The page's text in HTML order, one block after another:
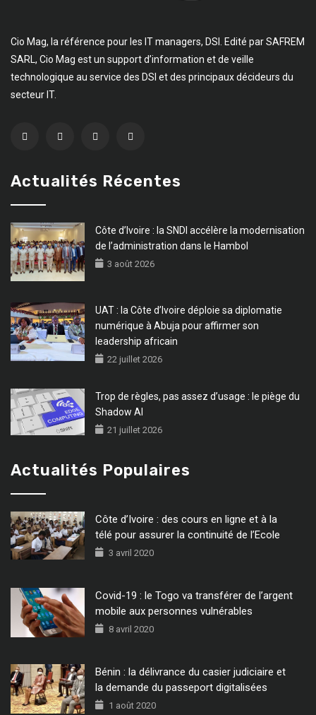
Cio Mag, la référence pour les IT managers, DSI. Edité par SAFREM
SARL, Cio Mag est un support d’information et de veille
technologique au service des DSI et des principaux décideurs du
secteur IT.
Actualités Récentes
Côte d’Ivoire : la SNDI accélère la modernisation
de l’administration dans le Hambol
3 août 2026
UAT : la Côte d’Ivoire déploie sa diplomatie
numérique à Abuja pour affirmer son
leadership africain
22 juillet 2026
Trop de règles, pas assez d’usage : le piège du
Shadow AI
21 juillet 2026
Actualités Populaires
Côte d’Ivoire : des cours en ligne et à la
télé pour assurer la continuité de l’Ecole
3 avril 2020
Covid-19 : le Togo va transférer de l’argent
mobile aux personnes vulnérables
8 avril 2020
Bénin : la délivrance du casier judiciaire et
la demande du passeport digitalisées
1 août 2020